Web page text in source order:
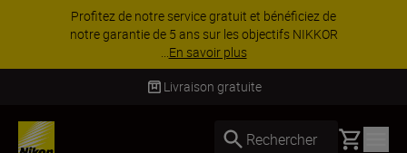
Profitez de notre service gratuit et bénéficiez de
notre garantie de 5 ans sur les objectifs NIKKOR
...En savoir plus
Livraison gratuite
Rechercher Basket